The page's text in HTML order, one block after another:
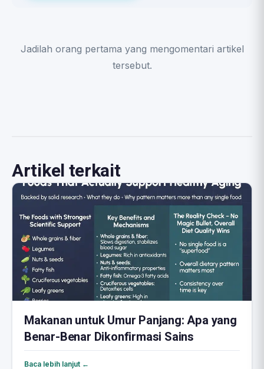
Jadilah orang pertama yang mengomentari artikel
tersebut.
Artikel terkait
Makanan untuk Umur Panjang: Apa yang
Benar-Benar Dikonfirmasi Sains
Baca lebih lanjut ←